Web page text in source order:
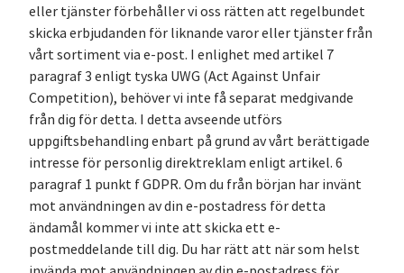
eller tjänster förbehåller vi oss rätten att regelbundet
skicka erbjudanden för liknande varor eller tjänster från
vårt sortiment via e-post. I enlighet med artikel 7
paragraf 3 enligt tyska UWG (Act Against Unfair
Competition), behöver vi inte få separat medgivande
från dig för detta. I detta avseende utförs
uppgiftsbehandling enbart på grund av vårt berättigade
intresse för personlig direktreklam enligt artikel. 6
paragraf 1 punkt f GDPR. Om du från början har invänt
mot användningen av din e-postadress för detta
ändamål kommer vi inte att skicka ett e-
postmeddelande till dig. Du har rätt att när som helst